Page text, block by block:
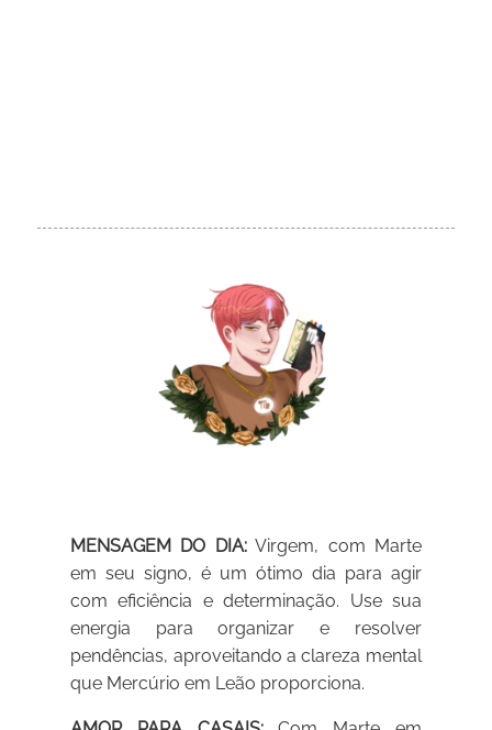
MENSAGEM DO DIA:Virgem, com Marte
em seu signo, é um ótimo dia para agir
com eficiência e determinação. Use sua
energia para organizar e resolver
pendências, aproveitando a clareza mental
que Mercúrio em Leão proporciona.